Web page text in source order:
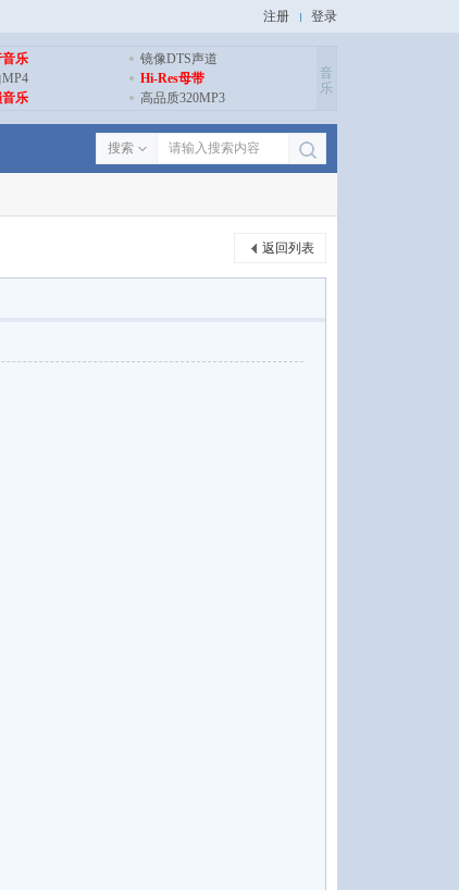
注册 登录
乐
镜像DTS声道
Hi-Res母带
乐
高品质320MP3
音
乐
搜索
返回列表